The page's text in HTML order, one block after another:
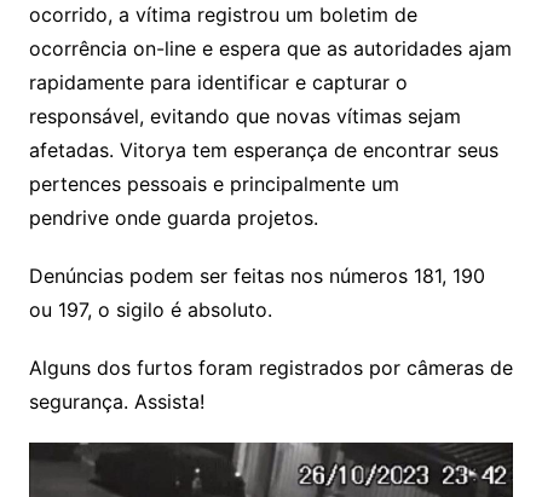
ocorrido, a vítima registrou um boletim de
ocorrência on-line e espera que as autoridades ajam
rapidamente para identificar e capturar o
responsável, evitando que novas vítimas sejam
afetadas. Vitorya tem esperança de encontrar seus
pertences pessoais e principalmente um
pendrive onde guarda projetos.
Denúncias podem ser feitas nos números 181, 190
ou 197, o sigilo é absoluto.
Alguns dos furtos foram registrados por câmeras de
segurança. Assista!